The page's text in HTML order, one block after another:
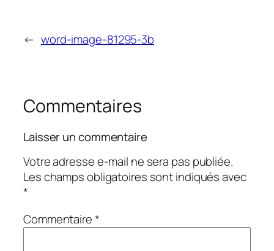
← word-image-81295-3b
Commentaires
Laisser un commentaire
Votre adresse e-mail ne sera pas publiée.
Les champs obligatoires sont indiqués avec
*
Commentaire*